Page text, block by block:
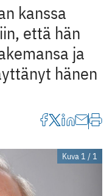
kanssa
että hän
ja
hänen
Kuva 1 / 1